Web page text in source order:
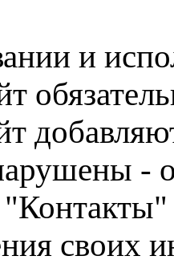
и
-
своих